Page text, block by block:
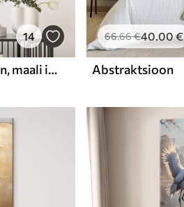
14
Abstraktne kompositsioon, maali imitatsioon
66.66€40.00€
Abstraktsioon